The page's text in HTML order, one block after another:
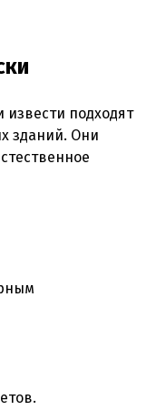
извести подходят
зданий. Они